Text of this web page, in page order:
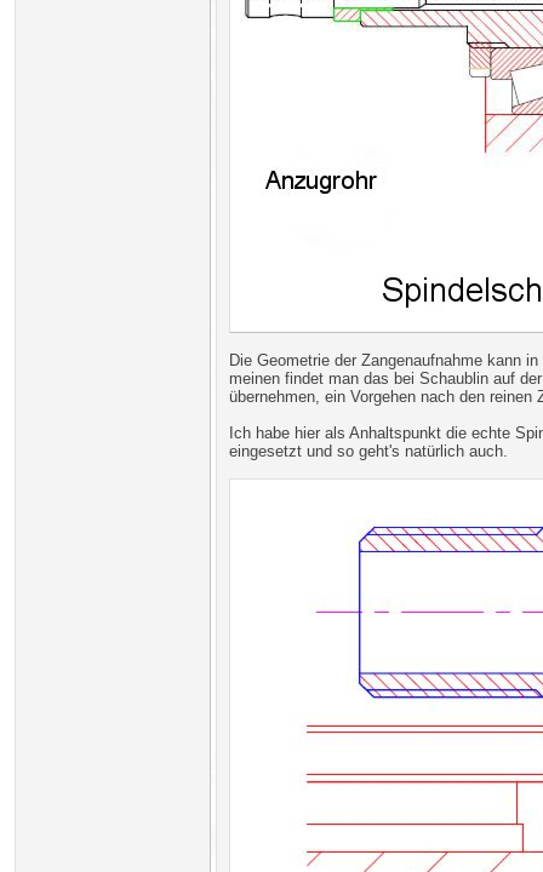
Die Geometrie der Zangenaufnahme kann
meinen findet man das bei Schaublin auf
übernehmen, ein Vorgehen nach den
Ich habe hier als Anhaltspunkt die echte
eingesetzt und so geht's natürlich auch.